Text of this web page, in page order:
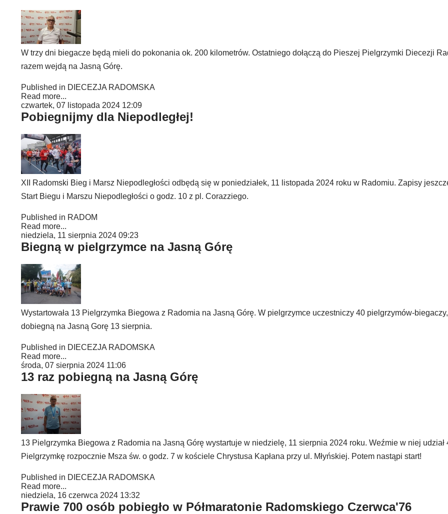
W trzy dni biegacze będą mieli do pokonania ok. 200 kilometrów. Ostatniego dołączą do Pieszej Pielgrzymki Diecezji
razem wejdą na Jasną Górę.
Published in DIECEZJA RADOMSKA
Read more...
czwartek, 07 listopada 2024 12:09
Pobiegnijmy dla Niepodległej!
XII Radomski Bieg i Marsz Niepodległości odbędą się w poniedziałek, 11 listopada 2024 roku w Radomiu. Zapisy
Start Biegu i Marszu Niepodległości o godz. 10 z pl. Corazziego.
Published in RADOM
Read more...
niedziela, 11 sierpnia 2024 09:23
Biegną w pielgrzymce na Jasną Górę
Wystartowała 13 Pielgrzymka Biegowa z Radomia na Jasną Górę. W pielgrzymce uczestniczy 40 pielgrzymów-
dobiegną na Jasną Gorę 13 sierpnia.
Published in DIECEZJA RADOMSKA
Read more...
środa, 07 sierpnia 2024 11:06
13 raz pobiegną na Jasną Górę
13 Pielgrzymka Biegowa z Radomia na Jasną Górę wystartuje w niedzielę, 11 sierpnia 2024 roku. Weźmie w niej udział
Pielgrzymkę rozpocznie Msza św. o godz. 7 w kościele Chrystusa Kapłana przy ul. Młyńskiej. Potem nastąpi start!
Published in DIECEZJA RADOMSKA
Read more...
niedziela, 16 czerwca 2024 13:32
Prawie 700 osób pobiegło w Półmaratonie Radomskiego Czerwca'76